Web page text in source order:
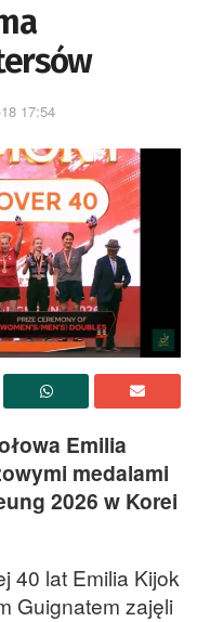
17:54
Emilia
medalami
2026 w Korei
40 lat Emilia Kijok
Guignatem zajęli